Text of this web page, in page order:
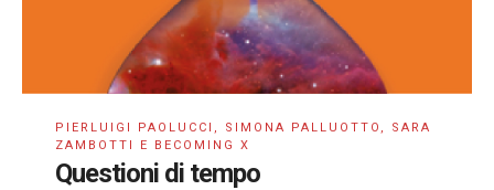
PIERLUIGI PAOLUCCI, SIMONA PALLUOTTO, SARA
ZAMBOTTI E BECOMING X
Questioni di tempo